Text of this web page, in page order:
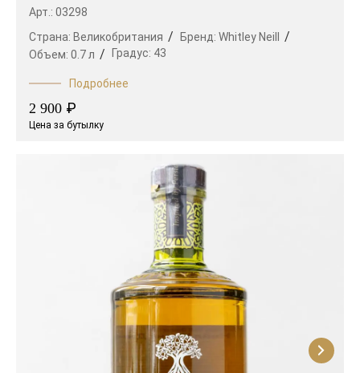
Арт.: 03298
Страна: Великобритания Бренд: Whitley Neill
Объем: 0.7 л Градус: 43
Подробнее
2 900 ₽
Цена за бутылку